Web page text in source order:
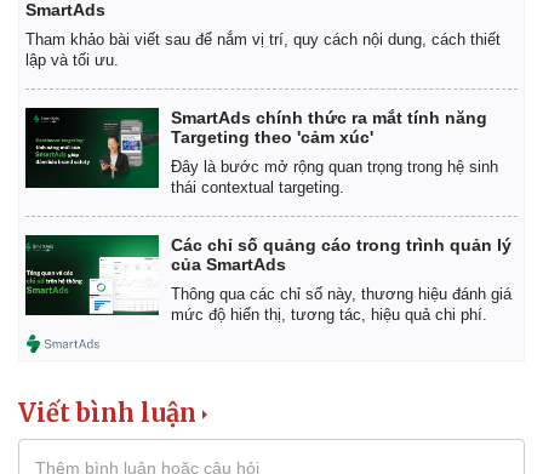
SmartAds
Tham khảo bài viết sau để nắm vị trí, quy cách nội dung, cách thiết
lập và tối ưu.
SmartAds chính thức ra mắt tính năng
Targeting theo 'cảm xúc'
Đây là bước mở rộng quan trọng trong hệ sinh
thái contextual targeting.
Các chỉ số quảng cáo trong trình quản lý
của SmartAds
Thông qua các chỉ số này, thương hiệu đánh giá
mức độ hiển thị, tương tác, hiệu quả chi phí.
Viết bình luận